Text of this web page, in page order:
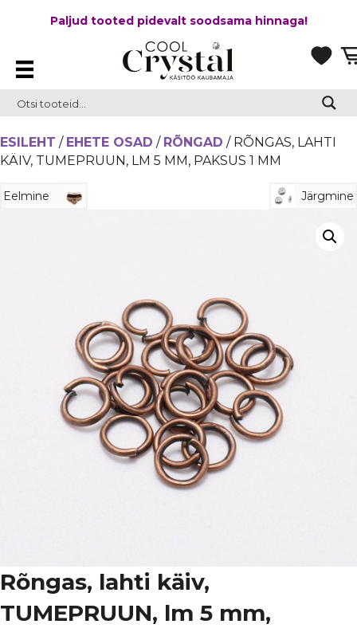
Paljud tooted pidevalt soodsama hinnaga!
ESILEHT / EHETE OSAD / RÕNGAD / RÕNGAS, LAHTI
KÄIV, TUMEPRUUN, LM 5 MM, PAKSUS 1 MM
Eelmine Järgmine
Rõngas, lahti käiv,
TUMEPRUUN, lm 5 mm,